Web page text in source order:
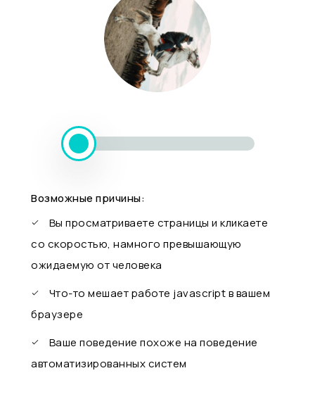
Возможные причины:
Вы просматриваете страницы и кликаете
со скоростью, намного превышающую
ожидаемую от человека
Что-то мешает работе javascript в вашем
браузере
Ваше поведение похоже на поведение
автоматизированных систем